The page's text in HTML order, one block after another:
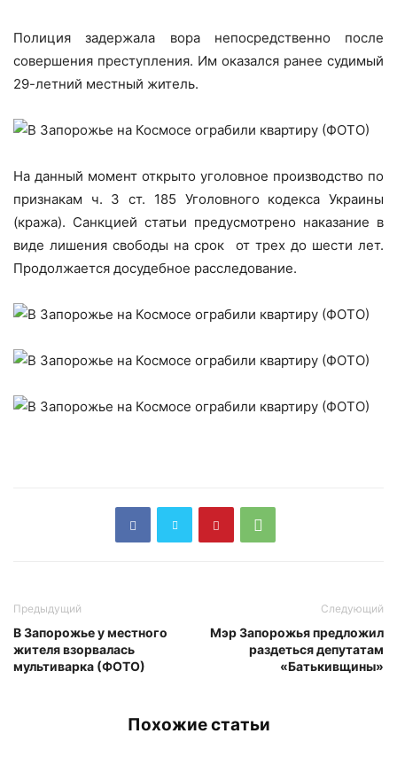
Полиция задержала вора непосредственно после
совершения преступления. Им оказался ранее судимый
29-летний местный житель.
На данный момент открыто уголовное производство по
признакам ч. 3 ст. 185 Уголовного кодекса Украины
(кража). Санкцией статьи предусмотрено наказание в
виде лишения свободы на срок от трех до шести лет.
Продолжается досудебное расследование.
Предыдущий
В Запорожье у местного
жителя взорвалась
мультиварка (ФОТО)
Следующий
Мэр Запорожья предложил
раздеться депутатам
«Батькивщины»
Похожие статьи